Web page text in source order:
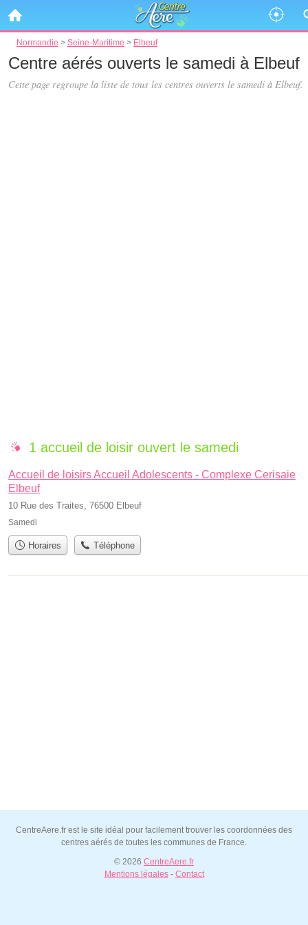
Normandie > Seine-Maritime > Elbeuf
Centre aérés ouverts le samedi à Elbeuf
Cette page regroupe la liste de tous les centres ouverts le samedi à Elbeuf.
1 accueil de loisir ouvert le samedi
Accueil de loisirs Accueil Adolescents - Complexe Cerisaie
Elbeuf
10 Rue des Traites, 76500 Elbeuf
Samedi
Horaires Téléphone
CentreAere.fr est le site idéal pour facilement trouver les coordonnées des
centres aérés de toutes les communes de France.
© 2026 CentreAere.fr
Mentions légales- Contact